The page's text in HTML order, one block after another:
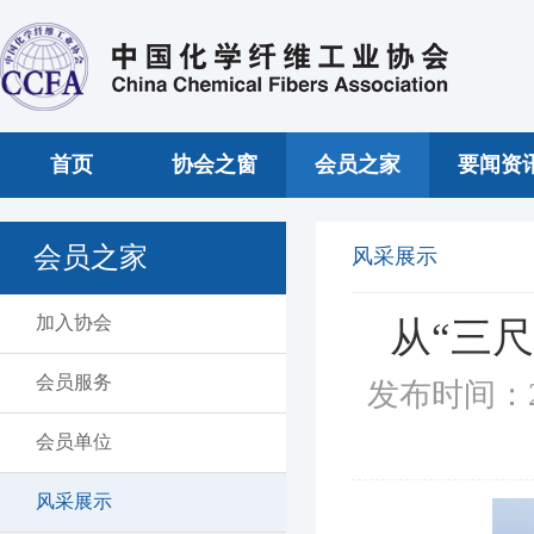
首页 协会之窗 会员之家 要闻资
会员之家
加入协会
会员服务
会员单位
风采展示
风采展示
从“三
发布时间